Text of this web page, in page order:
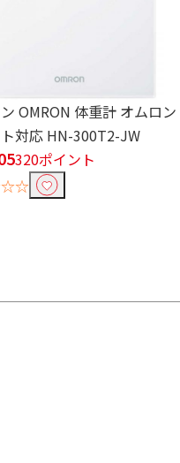
OMRON 体重計 オムロン
対応 HN-300T2-JW
320ポイント